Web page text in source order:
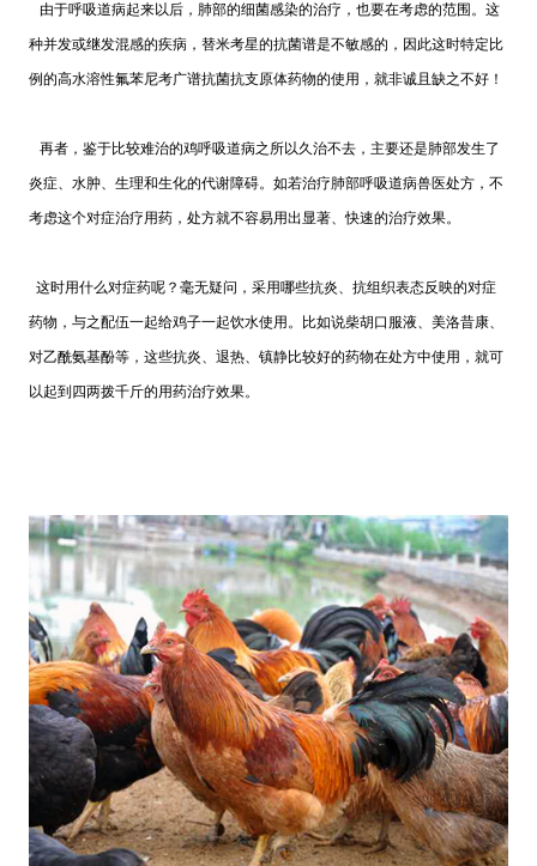
由于呼吸道病起来以后，肺部的细菌感染的治疗，也要在考虑的范围 。这
种并发或继发混感的疾病，替米考星的抗菌谱是不敏感的，因此这时特定比
例的高水溶性氟苯尼考广谱抗菌抗支原体药物的使用，就非诚且缺之不好！
再者，鉴于比较难治的鸡呼吸道病之所以久治不去，主要还是肺部发生了
炎症、水肿、生理和生化的代谢障碍。如若治疗肺部呼吸道病兽医处方，不
考虑这个对症治疗用药，处方就不容易用出显著、快速的治疗效果。
这时用什么对症药呢？毫无疑问，采用哪些抗炎、抗组织表态反映的对症
药物，与之配伍一起给鸡子一起饮水使用。比如说柴胡口服液、美洛昔康、
对乙酰氨基酚等，这些抗炎、退热、镇静比较好的药物在处方中使用，就可
以起到四两拨千斤的用药治疗效果。